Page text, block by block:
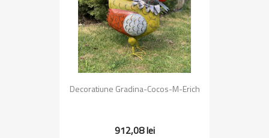
Decoratiune Gradina-Cocos-M-Erich
912,08 lei